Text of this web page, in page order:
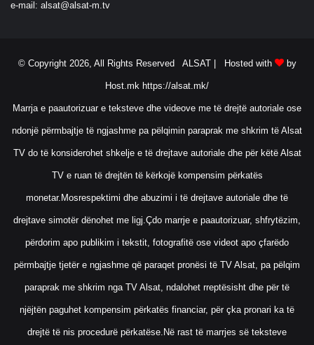
e-mail: alsat@alsat-m.tv
© Copyright 2026, All Rights Reserved ALSAT | Hosted with by
Host.mk https://alsat.mk/
Marrja e paautorizuar e teksteve dhe videove me të drejtë autoriale ose
ndonjë përmbajtje të ngjashme pa pëlqimin paraprak me shkrim të Alsat
TV do të konsiderohet shkelje e të drejtave autoriale dhe për këtë Alsat
TV e ruan të drejtën të kërkojë kompensim përkatës
monetar.Mosrespektimi dhe abuzimi i të drejtave autoriale dhe të
drejtave simotër dënohet me ligj.Çdo marrje e paautorizuar, shfrytëzim,
përdorim apo publikim i tekstit, fotografitë ose videot apo çfarëdo
përmbajtje tjetër e ngjashme që paraqet pronësi të TV Alsat, pa pëlqim
paraprak me shkrim nga TV Alsat, ndalohet rreptësisht dhe për të
njëjtën paguhet kompensim përkatës financiar, për çka pronari ka të
drejtë të nis procedurë përkatëse.Në rast të marrjes së teksteve